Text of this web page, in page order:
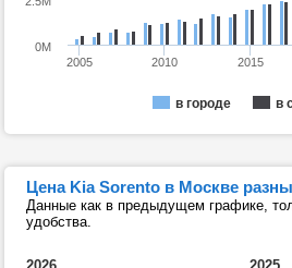
в городе в
2005 2010 2015
0M
Цена Kia Sorento в Москве
Данные как в предыдущем графике,
удобства.